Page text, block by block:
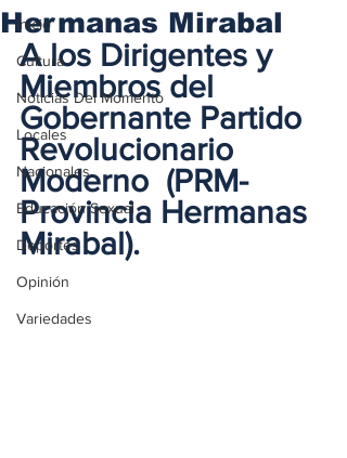
Inicio
Cultura
Noticias Del Momento
Locales
Nacionales
Educación Sexual
Deportes
Opinión
Variedades
Hermanas Mirabal
A los Dirigentes y
Miembros del
Gobernante Partido
Revolucionario
Moderno  (PRM-
Provincia Hermanas
Mirabal).